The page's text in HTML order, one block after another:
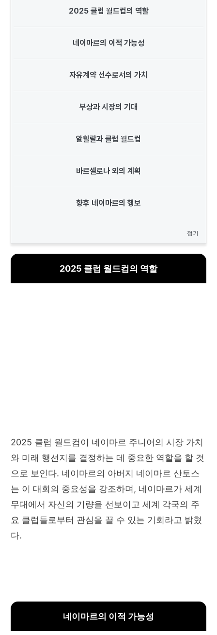
2025 클럽 월드컵의 역할
네이마르의 이적 가능성
자유계약 선수로서의 가치
부상과 시장의 기대
알힐랄과 클럽 월드컵
바르셀로나 외의 계획
향후 네이마르의 행보
접기
2025 클럽 월드컵의 역할
2025 클럽 월드컵이 네이마르 주니어의 시장 가치
와 미래 행선지를 결정하는 데 중요한 역할을 할 것
으로 보인다. 네이마르의 아버지 네이마르 산토스
는 이 대회의 중요성을 강조하며, 네이마르가 세계
무대에서 자신의 기량을 선보이고 세계 각국의 주
요 클럽들로부터 관심을 끌 수 있는 기회라고 밝혔
다.
네이마르의 이적 가능성